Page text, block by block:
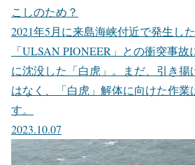
こしのため？
2021年5月に来島海峡付近で発生し
「ULSAN PIONEER」との衝突事
に沈没した「白虎」。まだ、引き
はなく、「白虎」解体に向けた作業
す。
2023.10.07